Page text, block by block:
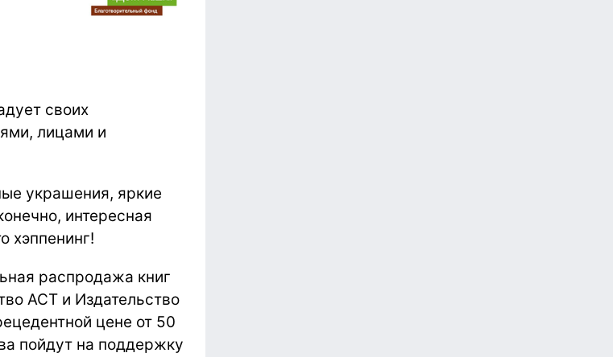
своих
лицами и
украшения, яркие
интересная
хэппенинг!
распродажа книг
АСТ и Издательство
цене от 50
пойдут на поддержку